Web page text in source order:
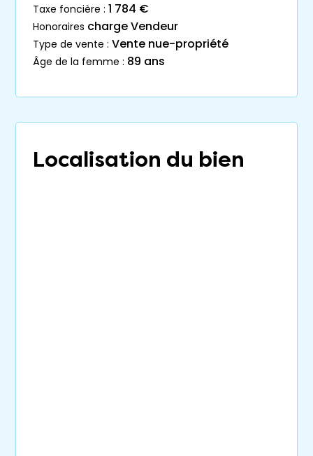
taxe foncière : 1 784 €
honoraires charge Vendeur
type de vente : Vente nue-propriété
âge de la femme : 89 ans
Localisation du bien